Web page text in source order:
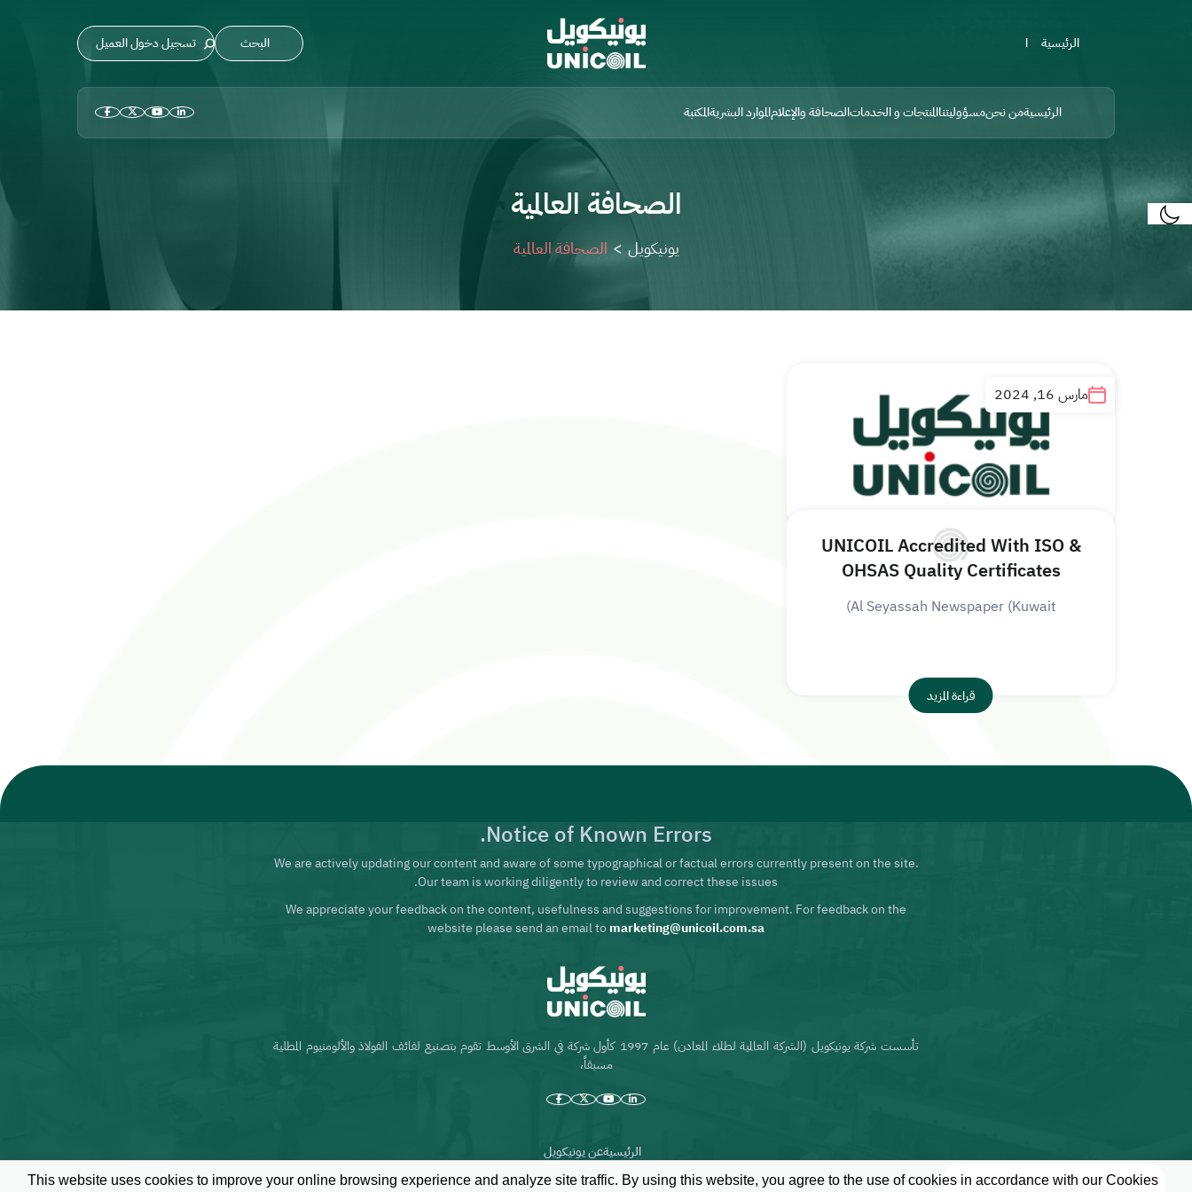
الرئيسية تسجيل دخول العميل
الرئيسيةمن نحنمسؤوليتناالمنتجات و الخدماتالصحافة والإعلامالموارد البشريةالمكتبة
الصحافة العالمية
يونيكويل > الصحافة العالمية
UNICOIL Accredited With ISO &
OHSAS Quality Certificates
Al Seyassah Newspaper (Kuwait)
مارس 16, 2024
قراءة المزيد
Notice of Known Errors.
We are actively updating our content and aware of some typographical or factual errors currently present on the site.
Our team is working diligently to review and correct these issues.
We appreciate your feedback on the content, usefulness and suggestions for improvement. For feedback on the
website please send an email tomarketing@unicoil.com.sa
تأسست شركة يونيكويل (الشركة العالمية لطلاء المعادن) عام 1997 كأول شركة في الشرق الأوسط تقوم بتصنيع لفائف الفولاذ والألومنيوم المطلية
مسبقاً،
الرئيسيةعن يونيكويل
This website uses cookies to improve your online browsing experience and analyze site traffic. By using this website, you agree to the use of cookies in accordance with our Cookies